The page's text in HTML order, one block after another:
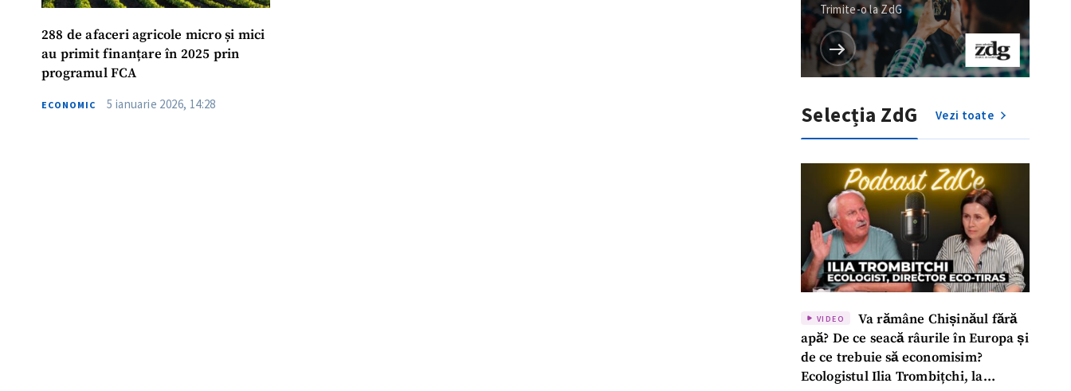
288 de afaceri agricole micro și mici
au primit finanțare în 2025 prin
programul FCA
ECONOMIC 5 ianuarie 2026, 14:28
Trimite-o la ZdG
Selecția ZdG Vezi toate
VIDEO
Va rămâne Chișinăul fără
apă? De ce seacă râurile în Europa și
de ce trebuie să economisim?
Ecologistul Ilia Trombițchi, la